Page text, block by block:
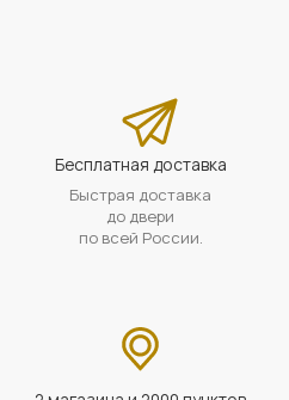
Бесплатная доставка
Быстрая доставка
до двери
по всей России.